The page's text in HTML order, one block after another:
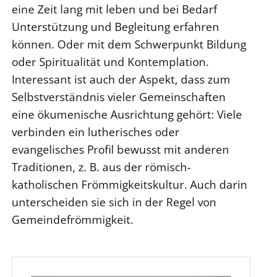
eine Zeit lang mit leben und bei Bedarf
Unterstützung und Begleitung erfahren
können. Oder mit dem Schwerpunkt Bildung
oder Spiritualität und Kontemplation.
Interessant ist auch der Aspekt, dass zum
Selbstverständnis vieler Gemeinschaften
eine ökumenische Ausrichtung gehört: Viele
verbinden ein lutherisches oder
evangelisches Profil bewusst mit anderen
Traditionen, z. B. aus der römisch-
katholischen Frömmigkeitskultur. Auch darin
unterscheiden sie sich in der Regel von
Gemeindefrömmigkeit.